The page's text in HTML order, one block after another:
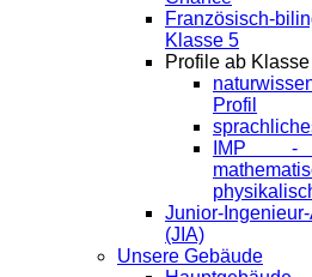
Französisch-
Klasse 5
Profile ab
Profil
IMP -
Junior-
(JIA)
Unsere Gebäude